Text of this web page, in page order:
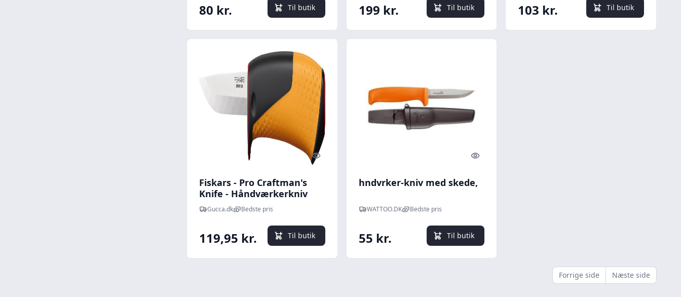
80 kr. Til butik 199 kr. Til butik 103 kr. Til butik
Quick look
Fiskars - Pro Craftman's
Knife - Håndværkerkniv
Med Knivsliber
Gucca.dk Bedste pris
119,95 kr. Til butik
Quick look
hndvrker-kniv med skede,
WATTOO.DK Bedste pris
55 kr. Til butik
Forrige side Næste side